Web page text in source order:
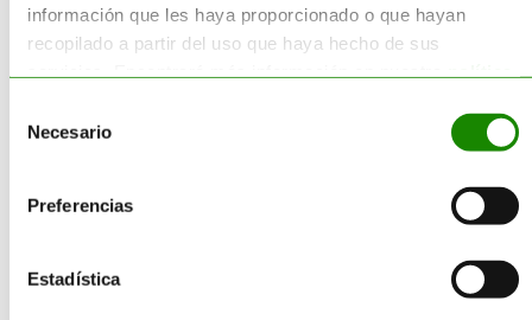
información que les haya proporcionado o que hayan
recopilado a partir del uso que haya hecho de sus
Necesario
Preferencias
Estadística
Llámanos al 902 23 55 23o
rellena el formulario que
aparece a continuación. Le
personalizado y con total
Normativa Medioambiental